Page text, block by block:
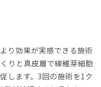
り効果が実感できる施術
りと真皮層で線維芽細胞
します。​​3回の施術を1ク